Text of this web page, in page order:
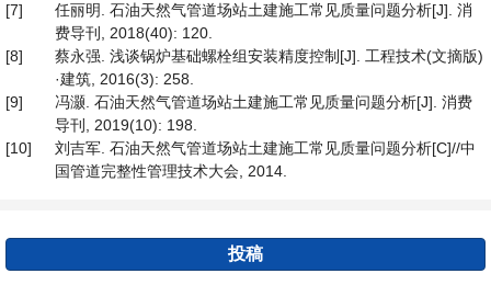
[7]
任丽明. 石油天然气管道场站土建施工常见质量问题分析[J]. 消
费导刊, 2018(40): 120.
[8]
蔡永强. 浅谈锅炉基础螺栓组安装精度控制[J]. 工程技术(文摘版)
·建筑, 2016(3): 258.
[9]
冯灏. 石油天然气管道场站土建施工常见质量问题分析[J]. 消费
导刊, 2019(10): 198.
[10]
刘吉军. 石油天然气管道场站土建施工常见质量问题分析[C]//中
国管道完整性管理技术大会, 2014.
投稿